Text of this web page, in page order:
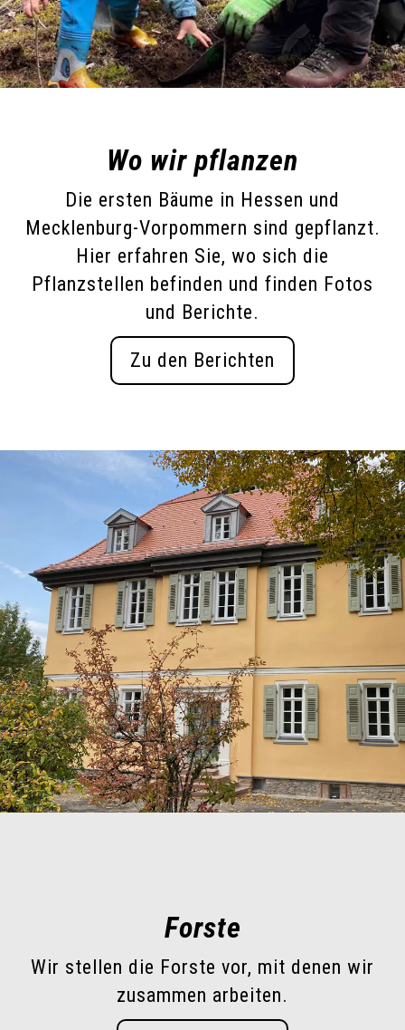
Wo wir pflanzen
Die ersten Bäume in Hessen und
Mecklenburg-Vorpommern sind gepflanzt.
Hier erfahren Sie, wo sich die
Pflanzstellen befinden und finden Fotos
und Berichte.
Zu den Berichten
Forste
Wir stellen die Forste vor, mit denen wir
zusammen arbeiten.